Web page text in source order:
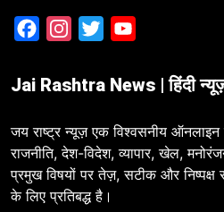
FacebookInstagram
Twitter
Jai Rashtra News | हिंदी
जय राष्ट्र न्यूज़ एक विश्वसनीय ऑनलाइन
राजनीति, देश-विदेश, व्यापार, खेल,
प्रमुख विषयों पर तेज़, सटीक और
के लिए प्रतिबद्ध है।